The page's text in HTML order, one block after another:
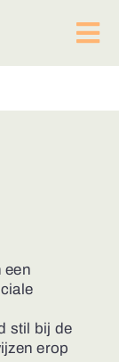
een
stil bij de
erop